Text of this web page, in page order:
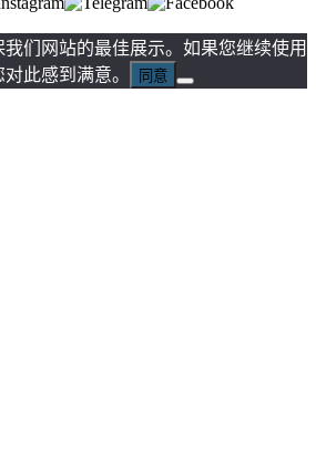
我们网站的最佳展示。如果您继续使用
此感到满意。
同意